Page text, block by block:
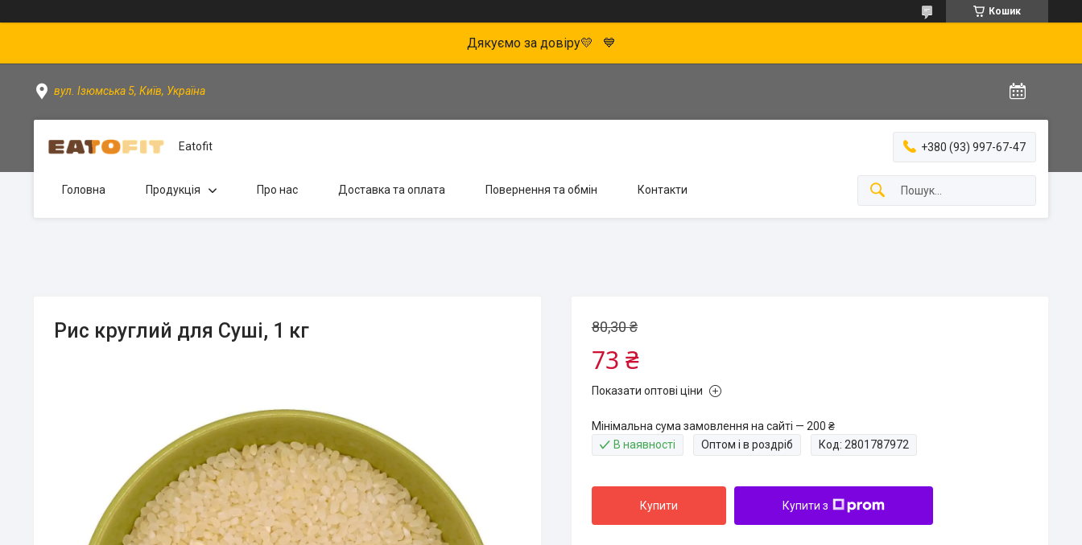
Кошик
Дякуємо за довіру💛 💙
вул. Ізюмська 5, Київ, Україна
Eatofit +380 (93) 997-67-47
Головна Продукція Про нас Доставка та оплата Повернення та обмін Контакти
Рис круглий для Суші, 1 кг 80,30 ₴
73 ₴
Показати оптові ціни
Мінімальна сума замовлення на сайті — 200 ₴
В наявності
Оптом і в роздріб Код: 2801787972
Купити Купити з